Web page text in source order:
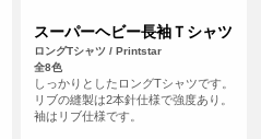
スーパーヘビー長袖Ｔシャツ
ロングTシャツ / Printstar
全8色
しっかりとしたロングTシャツです。
リブの縫製は2本針仕様で強度あり。
袖はリブ仕様です。